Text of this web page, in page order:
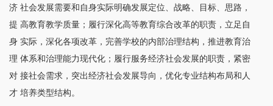
济 社会发展需要和自身实际明确发展定位、战略、目标、思路，
提 高教育教学质量；履行深化高等教育综合改革的职责，立足自
身 实际，深化各项改革，完善学校的内部治理结构，推进教育治
理 体系和治理能力现代化；履行服务经济社会发展的职责，紧密
对 接社会需求，突出经济社会发展导向，优化专业结构布局和人
才 培养类型结构。